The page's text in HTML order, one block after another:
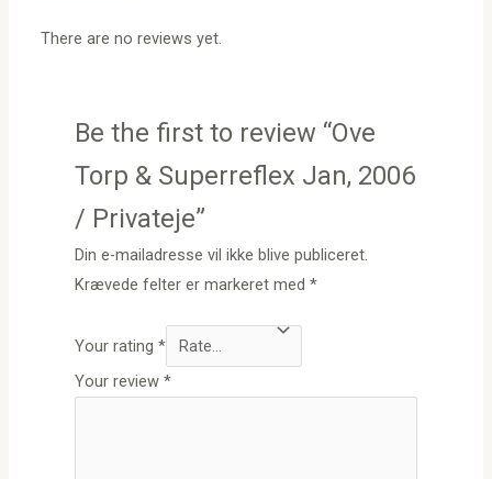
There are no reviews yet.
Be the first to review “Ove
Torp & Superreflex Jan, 2006
/ Privateje”
Din e-mailadresse vil ikke blive publiceret.
Krævede felter er markeret med*
Your rating*
Your review*